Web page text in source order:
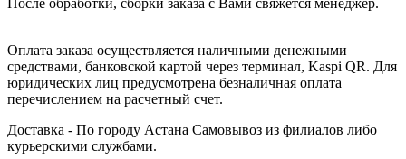
Оплата заказа осуществляется наличными денежными
средствами, банковской картой через терминал, Kaspi QR. Для
юридических лиц предусмотрена безналичная оплата
перечислением на расчетный счет.
Доставка - По городу Астана Самовывоз из филиалов либо
курьерскими службами.